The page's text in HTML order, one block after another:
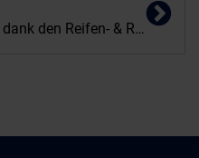
Ihr Jeep gut auf der Straße - dank den Reifen- & Räder-Angeboten von Italia Automobile Dünnes.